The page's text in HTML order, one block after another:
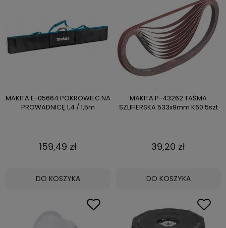
MAKITA E-05664 POKROWIEC NA
PROWADNICĘ 1,4 / 1,5m
159,49 zł
DO KOSZYKA
MAKITA P-43262 TAŚMA
SZLIFIERSKA 533x9mm K60 5szt
39,20 zł
DO KOSZYKA